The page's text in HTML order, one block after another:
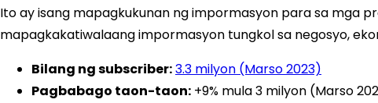
Ito ay isang mapagkukunan ng impormasyon para sa mga
mapagkakatiwalaang impormasyon tungkol sa negosyo,
Bilang ng subscriber:3.3 milyon (Marso 2023)
Pagbabago taon-taon: +9% mula 3 milyon (Marso